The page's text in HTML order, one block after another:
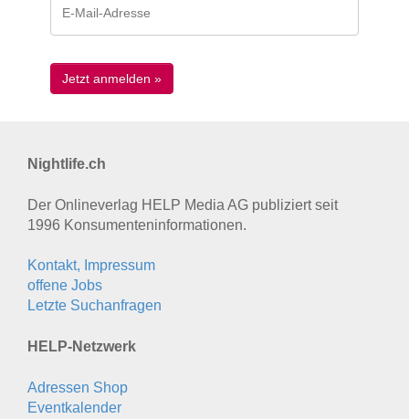
Nightlife.ch
Der Onlineverlag HELP Media AG publiziert seit
1996 Konsumenten­informationen.
Kontakt, Impressum
offene Jobs
Letzte Suchanfragen
HELP-Netzwerk
Adressen Shop
Eventkalender